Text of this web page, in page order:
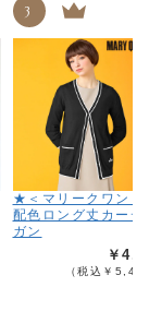
3
★＜マリークワント
配色ロング丈カーデ
ガン
￥
（税込￥